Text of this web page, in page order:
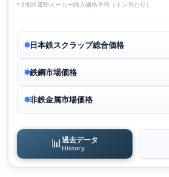
* 3地区電炉メーカー購入価格平均（トン当たり）
日本鉄スクラップ総合価格
鉄鋼市場価格
非鉄金属市場価格
📊過去データ
History